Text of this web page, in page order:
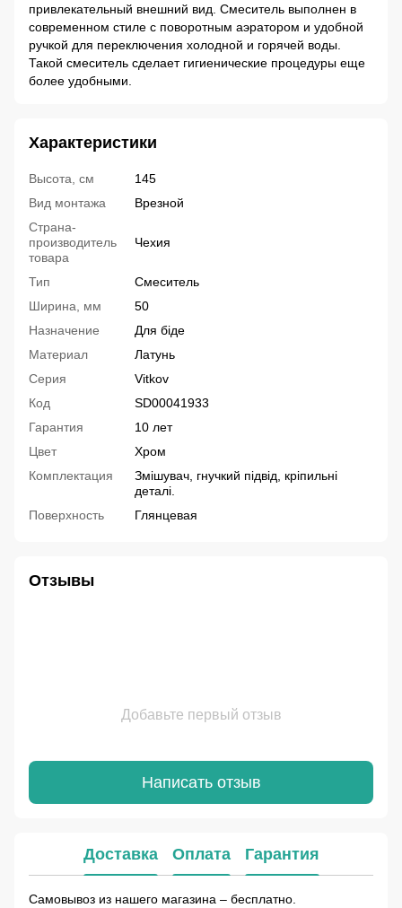
привлекательный внешний вид. Смеситель выполнен в
современном стиле с поворотным аэратором и удобной
ручкой для переключения холодной и горячей воды.
Такой смеситель сделает гигиенические процедуры еще
более удобными.
Характеристики
Высота, см
145
Вид монтажа
Врезной
Страна-
производитель
товара
Чехия
Тип
Смеситель
Ширина, мм
50
Назначение
Для біде
Материал
Латунь
Серия
Vitkov
Код
SD00041933
Гарантия
10 лет
Цвет
Хром
Комплектация
Змішувач, гнучкий підвід, кріпильні
деталі.
Поверхность
Глянцевая
Отзывы
Добавьте первый отзыв
Написать отзыв
Доставка Оплата Гарантия
Самовывоз из нашего магазина – бесплатно.